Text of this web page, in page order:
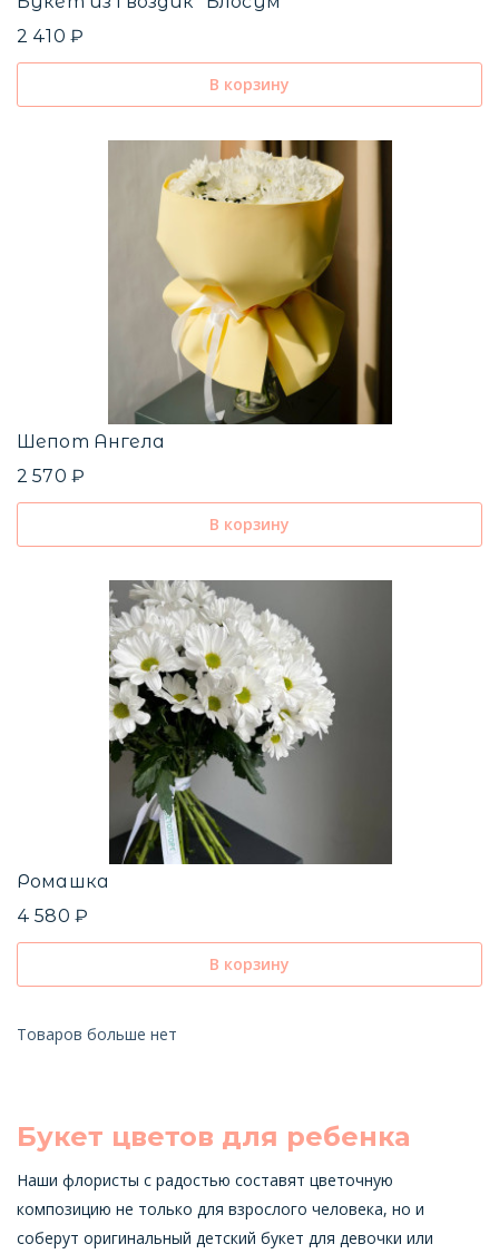
2 410 ₽
В корзину
Шепот Ангела
2 570 ₽
В корзину
Ромашка
4 580 ₽
В корзину
Товаров больше нет
Букет цветов для ребенка
Наши флористы с радостью составят цветочную
композицию не только для взрослого человека, но и
соберут оригинальный детский букет для девочки или